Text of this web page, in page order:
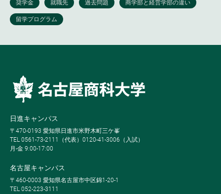
日進キャンパス
〒470-0193 愛知県日進市米野木町三ケ峯
TEL 0561-73-2111（代表）0120-41-3006（入試）
月-金 9:00-17:00
名古屋キャンパス
〒460-0003 愛知県名古屋市中区錦1-20-1
TEL 052-223-3111